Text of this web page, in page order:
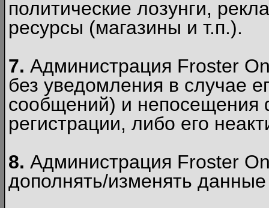
политические лозунги,
ресурсы (магазины и т.п.).
7. Администрация Froster
без уведомления в случае
сообщений) и непосещения
регистрации, либо его
8. Администрация Froster
дополнять/изменять